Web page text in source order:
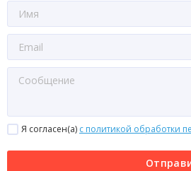
Я согласен(a) с политикой обработки